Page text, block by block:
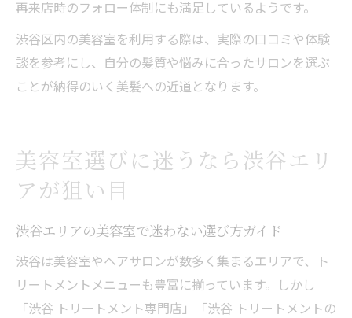
再来店時のフォロー体制にも満足しているようです。
渋谷区内の美容室を利用する際は、実際の口コミや体験
談を参考にし、自分の髪質や悩みに合ったサロンを選ぶ
ことが納得のいく美髪への近道となります。
美容室選びに迷うなら渋谷エリ
アが狙い目
渋谷エリアの美容室で迷わない選び方ガイド
渋谷は美容室やヘアサロンが数多く集まるエリアで、ト
リートメントメニューも豊富に揃っています。しかし
「渋谷 トリートメント専門店」「渋谷 トリートメントの